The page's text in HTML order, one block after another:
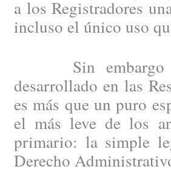
a los Registradores
incluso el único uso
Sin embargo tal
desarrollado en las
es más que un puro
el más leve de los
primario: la simple
Derecho